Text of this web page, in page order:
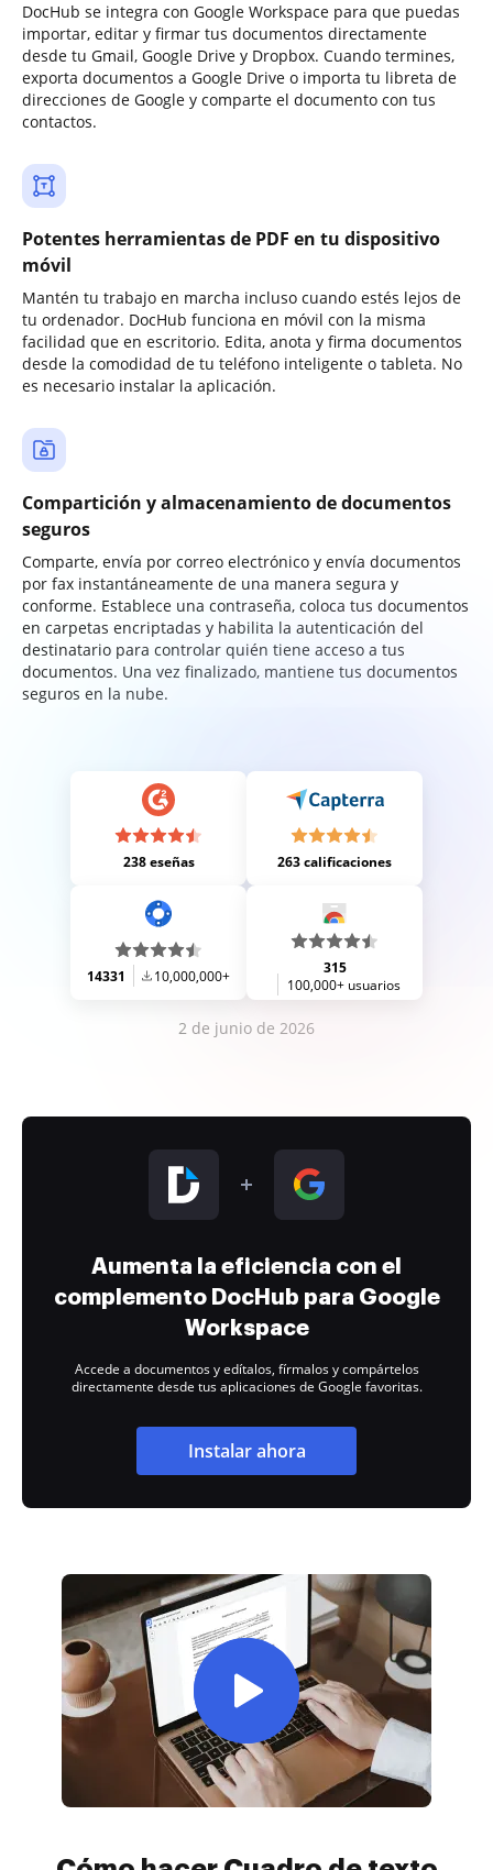
DocHub se integra con Google Workspace para que puedas
importar, editar y firmar tus documentos directamente
desde tu Gmail, Google Drive y Dropbox. Cuando termines,
exporta documentos a Google Drive o importa tu libreta de
direcciones de Google y comparte el documento con tus
contactos.
Potentes herramientas de PDF en tu dispositivo
móvil
Mantén tu trabajo en marcha incluso cuando estés lejos de
tu ordenador. DocHub funciona en móvil con la misma
facilidad que en escritorio. Edita, anota y firma documentos
desde la comodidad de tu teléfono inteligente o tableta. No
es necesario instalar la aplicación.
Compartición y almacenamiento de documentos
seguros
Comparte, envía por correo electrónico y envía documentos
por fax instantáneamente de una manera segura y
conforme. Establece una contraseña, coloca tus documentos
en carpetas encriptadas y habilita la autenticación del
destinatario para controlar quién tiene acceso a tus
documentos. Una vez finalizado, mantiene tus documentos
seguros en la nube.
238 eseñas 263 calificaciones
14331 10,000,000+
315
100,000+ usuarios
2 de junio de 2026
Aumenta la eficiencia con el
complemento DocHub para Google
Workspace
Accede a documentos y edítalos, fírmalos y compártelos
directamente desde tus aplicaciones de Google favoritas.
Instalar ahora